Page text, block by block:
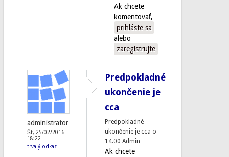
Ak chcete
komentovať,
prihláste sa
alebo
zaregistrujte
administrator
Št, 25/02/2016 -
18:22
trvalý odkaz
Predpokladné
ukončenie je
cca
Predpokladné
ukončenie je cca o
14.00 Admin
Ak chcete